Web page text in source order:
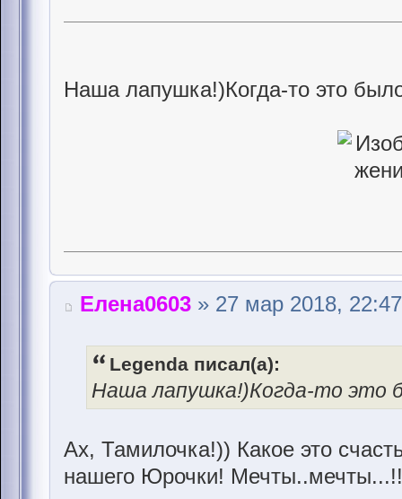
Наша лапушка!)Когда-то это
Елена0603 » 27 мар 2018, 22:47
Legenda писал(а):
Наша лапушка!)Когда-то это
Ах, Тамилочка!)) Какое это
нашего Юрочки!